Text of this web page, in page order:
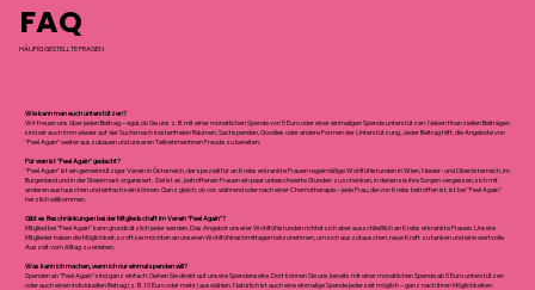
FAQ
HÄUFIG GESTELLTE FRAGEN
Wie kann man euch unterstützen?
Wir freuen uns über jeden Beitrag – egal, ob Sie uns z. B. mit einer monatlichen Spende von 5 Euro oder einer einmaligen Spende unterstützen. Neben finanziellen Beiträgen
sind wir auch imm wieder auf der Suche nach kostenfreien Räumen, Sachspenden, Goodies oder andere Formen der Unterstützung. Jeder Beitrag hilft, die Angebote von
"Feel Again" weiter auszubauen und unseren Teilnehmerinnen Freude zu bereiten.
Für wen ist "Feel Again" gedacht?
"Feel Again" ist ein gemeinnütziger Verein in Österreich, der speziell für an Krebs erkrankte Frauen regelmäßige Wohlfühlstunden in Wien, Nieder- und Oberösterreich, im
Burgenland und in der Steiermark organisiert. Ziel ist es, betroffenen Frauen ein paar unbeschwerte Stunden zu schenken, in denen sie ihre Sorgen vergessen, sich mit
anderen austauschen und einfach sein können. Ganz gleich, ob vor, während oder nach einer Chemotherapie – jede Frau, die von Krebs betroffen ist, ist bei "Feel Again"
herzlich willkommen.
Gibt es Beschränkungen bei der Mitgliedschaft im Verein "Feel Again"?
Mitglied bei "Feel Again" kann grundsätzlich jeder werden. Das Angebot unserer Wohlfühlstunden richtet sich aberausschließlich an Krebs erkrankte Frauen. Unsere
Mitglieder haben die Möglichkeit, so oft sie möchten an unseren Wohlfühlnachmittagen teilzunehmen, um sich auszutauschen, neue Kraft zu tanken und eine wertvolle
Auszeit vom Alltag zu erleben.
Was kann ich machen, wenn ich nur einmal spenden will?
Spenden an "Feel Again" sind ganz einfach: Gehen Sie direkt auf unsere Spendenseite. Dort können Sie uns bereits mit einer monatlichen Spende ab 5 Euro unterstützen
oder auch einen individuellen Betrag (z. B. 10 Euro oder mehr) auswählen. Natürlich ist auch eine einmalige Spende jederzeit möglich – ganz nach Ihren Möglichkeiten.